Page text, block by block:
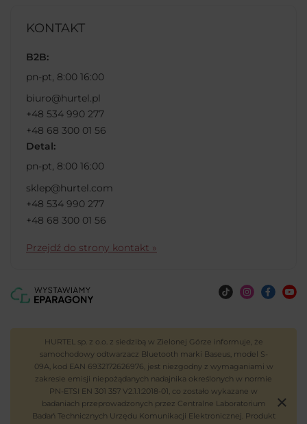
KONTAKT
B2B:
pn-pt, 8:00 16:00
biuro@hurtel.pl
+48 534 990 277
+48 68 300 01 56
Detal:
pn-pt, 8:00 16:00
sklep@hurtel.com
+48 534 990 277
+48 68 300 01 56
Przejdź do strony kontakt »
HURTEL sp. z o.o. z siedzibą w Zielonej Górze informuje, że
samochodowy odtwarzacz Bluetooth marki Baseus, model S-
09A, kod EAN 6932172626976, jest niezgodny z wymaganiami w
zakresie emisji niepożądanych nadajnika określonych w normie
PN-ETSI EN 301 357 V2.1.1:2018-01, co zostało wykazane w
badaniach przeprowadzonych przez Centralne Laboratorium
Badań Technicznych Urzędu Komunikacji Elektronicznej. Produkt